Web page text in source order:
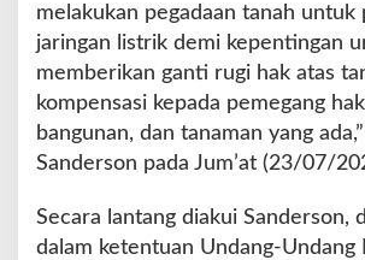
melakukan pegadaan tanah untuk
jaringan listrik demi kepentingan
memberikan ganti rugi hak atas
kompensasi kepada pemegang
bangunan, dan tanaman yang
Sanderson pada Jum’at (23/07/
Secara lantang diakui Sanderson,
dalam ketentuan Undang-Undang